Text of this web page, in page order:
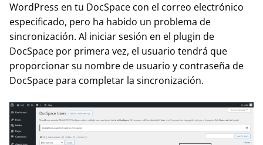
WordPress en tu DocSpace con el correo electrónico
especificado, pero ha habido un problema de
sincronización. Al iniciar sesión en el plugin de
DocSpace por primera vez, el usuario tendrá que
proporcionar su nombre de usuario y contraseña de
DocSpace para completar la sincronización.